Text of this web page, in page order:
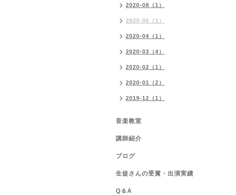
2020-08（1）
2020-05（1）
2020-04（1）
2020-03（4）
2020-02（1）
2020-01（2）
2019-12（1）
音楽教室
講師紹介
ブログ
生徒さんの受賞・出演実績
Q＆A